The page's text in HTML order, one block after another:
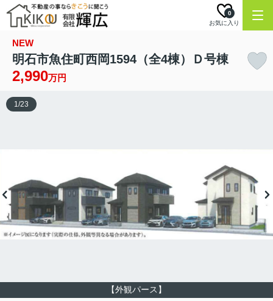
お気に入り
0
NEW
明石市魚住町西岡1594（全4棟）Ｄ号棟
2,990万円
【外観パース】
1/23